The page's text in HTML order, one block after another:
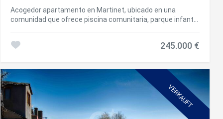
Acogedor apartamento en Martinet, ubicado en una
comunidad que ofrece piscina comunitaria, parque infantil
vida. La vivienda destaca por su luminoso salón-comedor
directamente a un balcón donde podrás disfrutar de unas
vistas despejadas y relajantes. La cocina es abierta al
comedor con una práctica barra pasa-platos. El
apartamento dispone de dos habitaciones dobles. La
principal es tipo suite, con baño privado y acceso a un
245.000 €
VERKAUFT